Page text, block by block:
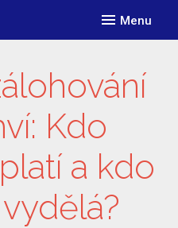
Menu
O
Kdo
a kdo